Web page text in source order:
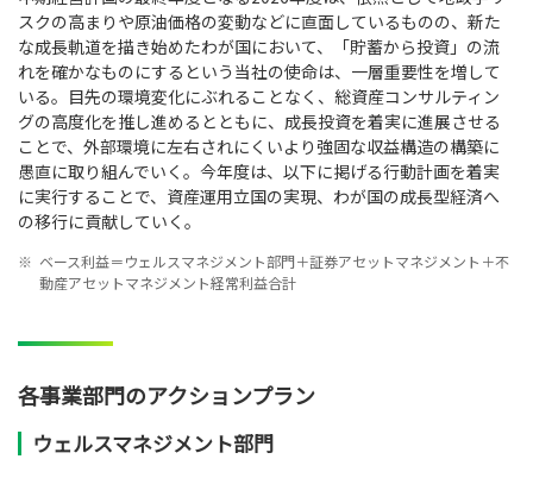
スクの高まりや原油価格の変動などに直面しているものの、新た
な成長軌道を描き始めたわが国において、「貯蓄から投資」の流
れを確かなものにするという当社の使命は、一層重要性を増して
いる。目先の環境変化にぶれることなく、総資産コンサルティン
グの高度化を推し進めるとともに、成長投資を着実に進展させる
ことで、外部環境に左右されにくいより強固な収益構造の構築に
愚直に取り組んでいく。今年度は、以下に掲げる行動計画を着実
に実行することで、資産運用立国の実現、わが国の成長型経済へ
の移行に貢献していく。
※ ベース利益＝ウェルスマネジメント部門＋証券アセットマネジメント＋不
動産アセットマネジメント経常利益合計
各事業部門のアクションプラン
ウェルスマネジメント部門